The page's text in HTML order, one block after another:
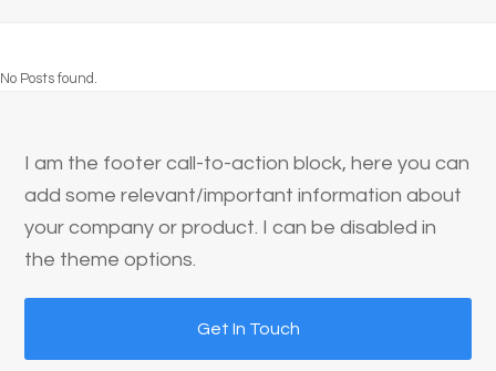
No Posts found.
I am the footer call-to-action block, here you can
add some relevant/important information about
your company or product. I can be disabled in
the theme options.
Get In Touch